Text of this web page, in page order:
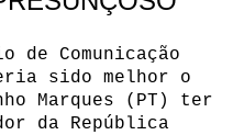
Comunicação
sido melhor o
Marques (PT) ter
da República